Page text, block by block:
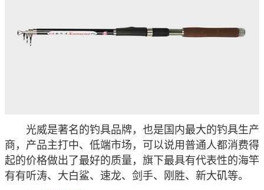
光威是著名的钓具品牌，也是国内最大的钓具生产
商，产品主打中、低端市场，可以说用普通人都消费得
起的价格做出了最好的质量，旗下最具有代表性的海竿
有有听涛、大白鲨、速龙、剑手、刚胜、新大矶等。